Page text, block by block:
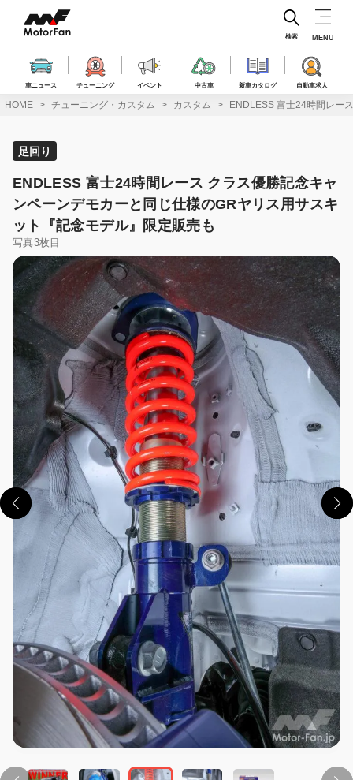
ス
車ニュース チューニング イベント 中古車 新車カタログ 自動車求人
検索 MENU
HOME チューニング・カスタム カスタム ENDLESS 富士24時間レー
足回り
ENDLESS 富士24時間レース クラス優勝記念キャ
ンペーンデモカーと同じ仕様のGRヤリス用サスキ
ット『記念モデル』限定販売も
写真3枚目
この画像の記事を読む